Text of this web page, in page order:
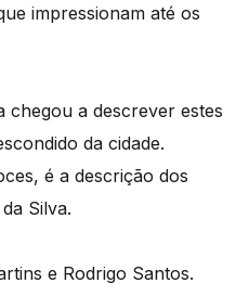
impressionam até os
chegou a descrever estes
da cidade.
é a descrição dos
Silva.
e Rodrigo Santos.